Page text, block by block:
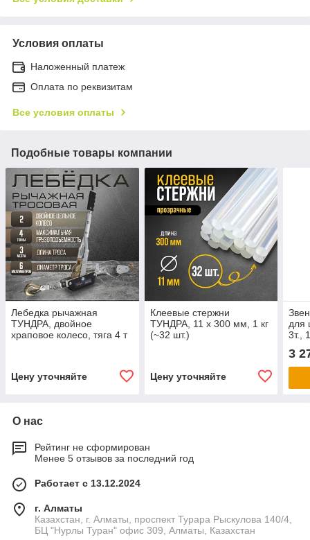
Условия оплаты
Наложенный платеж
Оплата по реквизитам
Все условия оплаты
Подобные товары компании
Лебедка рычажная
ТУНДРА, двойное
храповое колесо, тяга 4 т
Цену уточняйте
Клеевые стержни
ТУНДРА, 11 х 300 мм, 1 кг
(~32 шт.)
Цену уточняйте
для
3т.,
3
О нас
Рейтинг не сформирован
Менее 5 отзывов за последний год
Работает с 13.12.2024
г. Алматы
Казахстан, г. Алматы, проспект Турара Рыскулова 140/4,
БЦ "Нурлы Туран" офис 309, Алматы, Казахстан